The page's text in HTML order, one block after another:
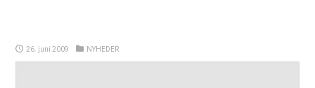
26. juni 2009 NYHEDER